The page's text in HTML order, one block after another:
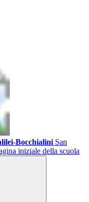
Bocchialini San
iniziale della scuola